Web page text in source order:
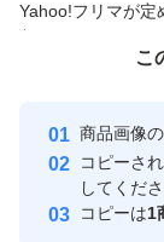
Yahoo!フリマが定
付与しています
安心取引出品
取引実績
こ
商品画像の
コピーさ
してくだ
コピーは1
この商品をみ